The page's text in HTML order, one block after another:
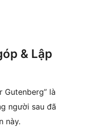
& Lập
Gutenberg” là
người sau đã
này.